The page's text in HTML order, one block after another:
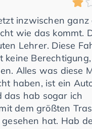
inzwischen ganz
wie das kommt.
Lehrer. Diese
keine
Alles was diese
haben, ist ein
das hab sogar ich
dem größten
hat. Hab